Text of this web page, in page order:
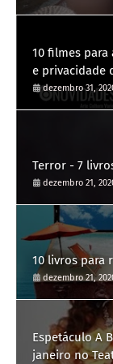
10 filmes
e privacidade
dezembro 31,
Terror - 7
dezembro 21,
10 livros para
dezembro 21,
Espetáculo A
janeiro no